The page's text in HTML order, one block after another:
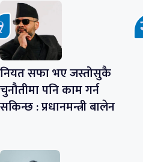
नियत सफा भए जस्तोसुकै
चुनौतीमा पनि काम गर्न
सकिन्छ : प्रधानमन्त्री बालेन